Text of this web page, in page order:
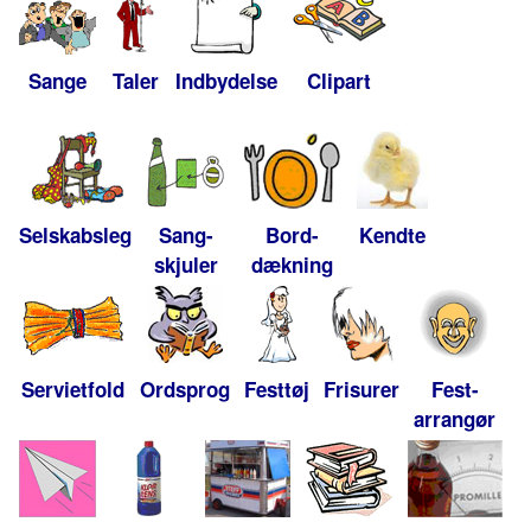
Sange Taler Indbydelse Clipart
Selskabsleg
Sang-
skjuler
Bord-
dækning
Kendte
Servietfold Ordsprog Festtøj Frisurer
Fest-
arrangør